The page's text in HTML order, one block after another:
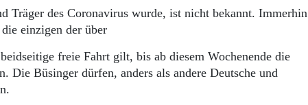
Träger des Coronavirus wurde, ist nicht bekannt. Immerhin
einzigen der über
freie Fahrt gilt, bis ab diesem Wochenende die
Die Büsinger dürfen, anders als andere Deutsche und